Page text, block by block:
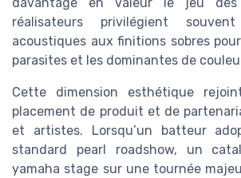
réalisateurs privilégient
acoustiques aux finitions sobres
parasites et les dominantes de
Cette dimension esthétique
placement de produit et de
et artistes. Lorsqu’un batteur
standard pearl roadshow, un
yamaha stage sur une tournée